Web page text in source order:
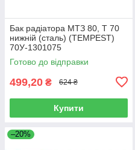
Бак радіатора МТЗ 80, Т 70
нижній (сталь) (TEMPEST)
70У-1301075
Готово до відправки
499,20 ₴ 624 ₴
Купити
–20%